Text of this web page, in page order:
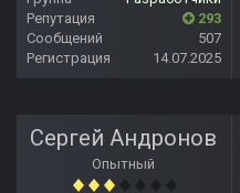
Репутация
293
Сообщений
507
Регистрация
14.07.2025
Сергей Андронов
Опытный